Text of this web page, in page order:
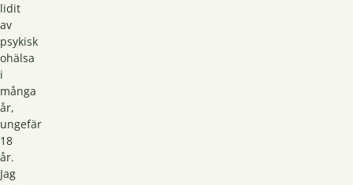
lidit
av
psykisk
ohälsa
i
många
år,
ungefär
18
år.
Jag